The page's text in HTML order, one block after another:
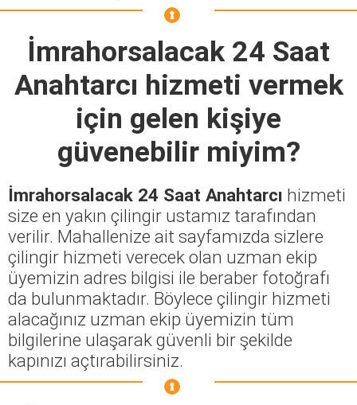
İmrahorsalacak 24 Saat
Anahtarcı hizmeti vermek
için gelen kişiye
güvenebilir miyim?
İmrahorsalacak 24 Saat Anahtarcı hizmeti
size en yakın çilingir ustamız tarafından
verilir. Mahallenize ait sayfamızda sizlere
çilingir hizmeti verecek olan uzman ekip
üyemizin adres bilgisi ile beraber fotoğrafı
da bulunmaktadır. Böylece çilingir hizmeti
alacağınız uzman ekip üyemizin tüm
bilgilerine ulaşarak güvenli bir şekilde
kapınızı açtırabilirsiniz.